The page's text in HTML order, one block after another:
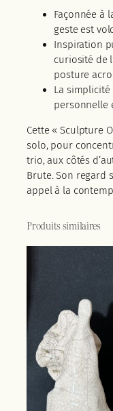
Façonnée à
geste est
Inspiration
curiosité de
posture
La
personnelle
Cette « Sculpture
solo, pour
trio, aux côtés
Brute. Son regard
appel à la
Produits similaires